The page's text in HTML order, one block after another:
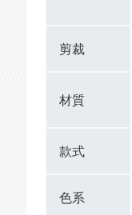
剪裁
材質
款式
色系